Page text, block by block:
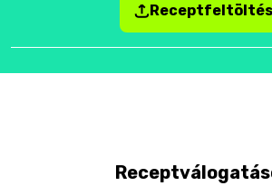
Receptfeltöltés